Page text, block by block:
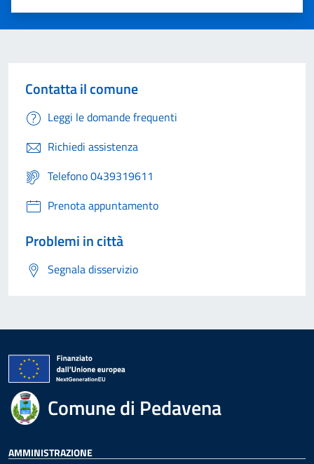
Valuta 5 stelle su 5
Valuta 4 stelle su 5
Valuta 3 stelle su 5
Valuta 2 stelle su 5
Valuta 1 stelle su 5
Contatta il comune
Leggi le domande frequenti
Richiedi assistenza
Telefono 0439319611
Prenota appuntamento
Problemi in città
Segnala disservizio
Comune di Pedavena
AMMINISTRAZIONE